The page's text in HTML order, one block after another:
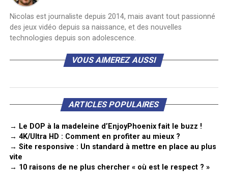
Nicolas est journaliste depuis 2014, mais avant tout passionné
des jeux vidéo depuis sa naissance, et des nouvelles
technologies depuis son adolescence.
VOUS AIMEREZ AUSSI
ARTICLES POPULAIRES
→ Le DOP à la madeleine d’EnjoyPhoenix fait le buzz !
→ 4K/Ultra HD : Comment en profiter au mieux ?
→ Site responsive : Un standard à mettre en place au plus
vite
→ 10 raisons de ne plus chercher « où est le respect ? »